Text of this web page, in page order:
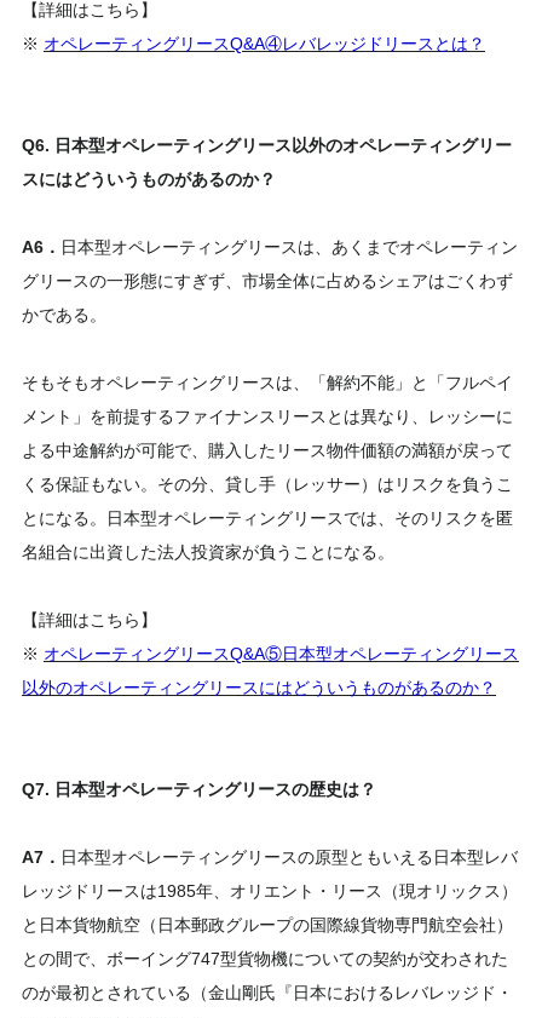
【詳細はこちら】
※ オペレーティングリースQ&A④レバレッジドリースとは？
Q6. 日本型オペレーティングリース以外のオペレーティングリー
スにはどういうものがあるのか？
A6． 日本型オペレーティングリースは、あくまでオペレーティン
グリースの一形態にすぎず、市場全体に占めるシェアはごくわず
かである。
そもそもオペレーティングリースは、「解約不能」と「フルペイ
メント」を前提するファイナンスリースとは異なり、レッシーに
よる中途解約が可能で、購入したリース物件価額の満額が戻って
くる保証もない。その分、貸し手（レッサー）はリスクを負うこ
とになる。日本型オペレーティングリースでは、そのリスクを匿
名組合に出資した法人投資家が負うことになる。
【詳細はこちら】
※ オペレーティングリースQ&A⑤日本型オペレーティングリース
以外のオペレーティングリースにはどういうものがあるのか？
Q7. 日本型オペレーティングリースの歴史は？
A7． 日本型オペレーティングリースの原型ともいえる日本型レバ
レッジドリースは1985年、オリエント・リース（現オリックス）
と日本貨物航空（日本郵政グループの国際線貨物専門航空会社）
との間で、ボーイング747型貨物機についての契約が交わされた
のが最初とされている（金山剛氏『日本におけるレバレッジド・